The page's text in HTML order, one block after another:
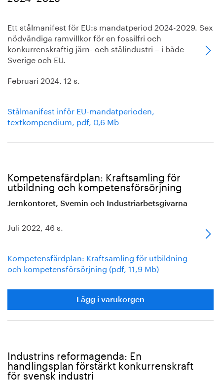
Ett stålmanifest för EU:s mandatperiod 2024-2029. Sex
nödvändiga ramvillkor för en fossilfri och
konkurrenskraftig järn- och stålindustri – i både
Sverige och EU.
Februari 2024. 12 s.
Stålmanifest inför EU-mandatperioden,
textkompendium, pdf, 0,6 Mb
Kompetensfärdplan: Kraftsamling för
utbildning och kompetensförsörjning
Jernkontoret, Svemin och Industriarbetsgivarna
Juli 2022, 46 s.
Kompetensfärdplan: Kraftsamling för utbildning
och kompetensförsörjning (pdf, 11,9 Mb)
Lägg i varukorgen
Industrins reformagenda: En
handlingsplan förstärkt konkurrenskraft
för svensk industri